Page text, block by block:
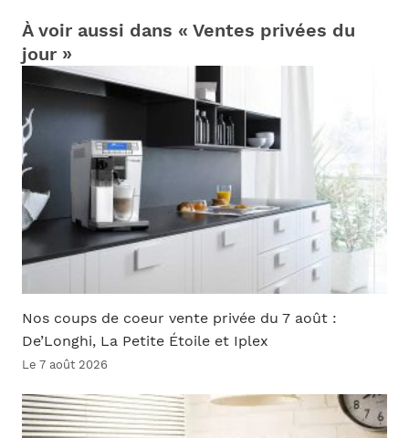
À voir aussi dans « Ventes privées du
jour »
Nos coups de coeur vente privée du 7 août :
De’Longhi, La Petite Étoile et Iplex
Le 7 août 2026